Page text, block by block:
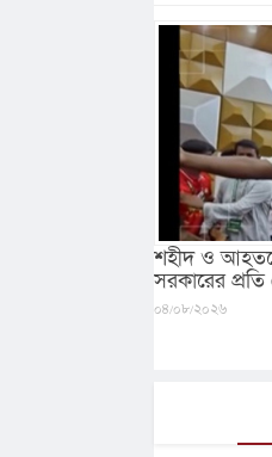
শহীদ ও
সরকারের
০৪/০৮/২০২৬